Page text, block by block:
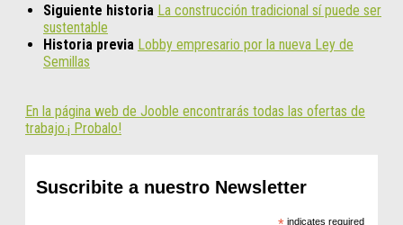
Siguiente historia La construcción tradicional sí puede ser
sustentable
Historia previa Lobby empresario por la nueva Ley de
Semillas
En la página web de Jooble encontrarás todas las ofertas de
trabajo.¡ Probalo!
Suscribite a nuestro Newsletter
indicates required